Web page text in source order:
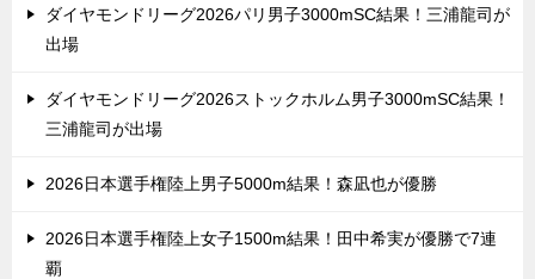
ダイヤモンドリーグ2026パリ男子3000mSC結果！三浦龍司が
出場
ダイヤモンドリーグ2026ストックホルム男子3000mSC結果！
三浦龍司が出場
2026日本選手権陸上男子5000m結果！森凪也が優勝
2026日本選手権陸上女子1500m結果！田中希実が優勝で7連
覇